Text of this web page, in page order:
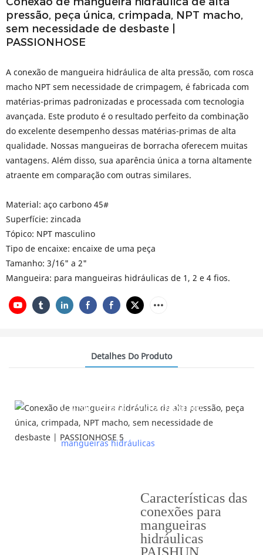
pressão, peça única, crimpada, NPT macho,
sem necessidade de desbaste |
PASSIONHOSE
A conexão de mangueira hidráulica de alta pressão, com rosca
macho NPT sem necessidade de crimpagem, é fabricada com
matérias-primas padronizadas e processada com tecnologia
avançada. Este produto é o resultado perfeito da combinação
do excelente desempenho dessas matérias-primas de alta
qualidade. Nossas mangueiras de borracha oferecem muitas
vantagens. Além disso, sua aparência única a torna altamente
atraente em comparação com outras similares.
Material: aço carbono 45#
Superfície: zincada
Tópico: NPT masculino
Tipo de encaixe: encaixe de uma peça
Tamanho: 3/16" a 2"
Mangueira: para mangueiras hidráulicas de 1, 2 e 4 fios.
Detalhes Do Produto
Características do produto
---Por que escolher as conexões para
mangueiras hidráulicas
Características das
conexões para
mangueiras
hidráulicas